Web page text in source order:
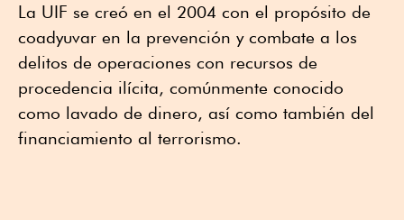
La UIF se creó en el 2004 con el propósito de
coadyuvar en la prevención y combate a los
delitos de operaciones con recursos de
procedencia ilícita, comúnmente conocido
como lavado de dinero, así como también del
financiamiento al terrorismo.